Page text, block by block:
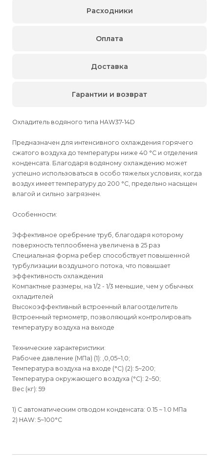
Охладитель водяного типа HAW37-14D
Предназначен для интенсивного охлаждения горячего
сжатого воздуха до температуры ниже 40 °С и отделения
конденсата. Благодаря водяному охлаждению может
успешно использоваться в особо тяжелых условиях, когда
воздух имеет температуру до 200 °С, предельно насыщен
влагой и сильно загрязнен.
Особенности:
Эффективное оребрение труб, благодаря которому
поверхность теплообмена увеличена в 25 раз
Специальная форма ребер способствует повышенной
турбулизации воздушного потока, что повышает
эффективность охлаждения
Компактные размеры, на 1/2 - 1/3 меньшие, чем у обычных
охладителей
Высокоэффективный встроенный влагоотделитель
Встроенный термометр, позволяющий контролировать
температуру воздуха на выходе
Технические характеристики:
Рабочее давление (МПа) (1): ,0,05~1,0;
Температура воздуха на входе (°С) (2): 5~200;
Температура окружающего воздуха (°C): 2~50;
Вес (кг): 59
1) С автоматическим отводом конденсата: 0.15 ~ 1.0 МПа
2) HAW: 5~100°С
Расходники
Оплата
лиц
Доставка
Способыдоставки
Гарантии и возврат
лиц